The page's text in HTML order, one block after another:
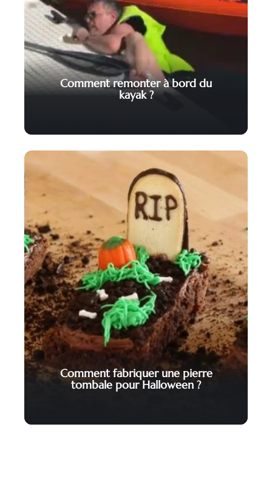
Comment remonter à bord du
kayak ?
Comment fabriquer une pierre
tombale pour Halloween ?